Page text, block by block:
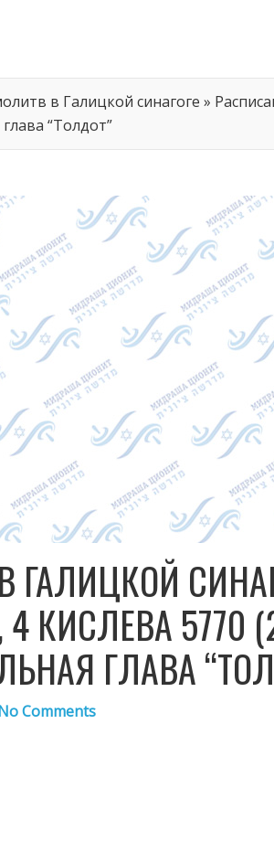
в Галицкой синагоге »
“Толдот”
КИСЛЕВА 5770
ГЛАВА
Comments